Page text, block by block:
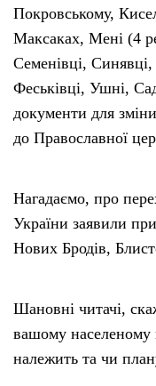
Покровському,
Максаках, Мені (4
Семенівці,
Феськівці, Ушні,
документи для
до Православної
Нагадаємо, про
України заявили
Нових Бродів,
Шановні читачі,
вашому населеному
належить та чи